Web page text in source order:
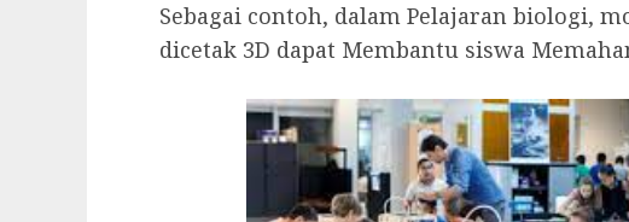
Sebagai contoh, dalam Pelajaran biologi,
dicetak 3D dapat Membantu siswa